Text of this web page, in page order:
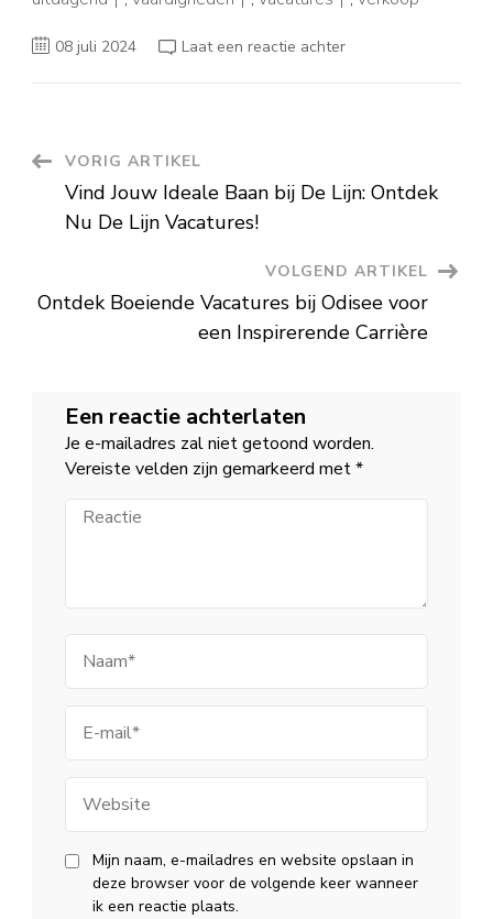
08 juli 2024 Laat een reactie achterop
Berichtnavigatie
VORIG ARTIKEL
Vind Jouw Ideale Baan bij De Lijn: Ontdek
Nu De Lijn Vacatures!
VOLGEND ARTIKEL
Ontdek Boeiende Vacatures bij Odisee voor
een Inspirerende Carrière
Een reactie achterlaten
Je e-mailadres zal niet getoond worden.
Vereiste velden zijn gemarkeerd met*
Reactie
mail
Mijn naam, e-mailadres en website opslaan in
deze browser voor de volgende keer wanneer
ik een reactie plaats.